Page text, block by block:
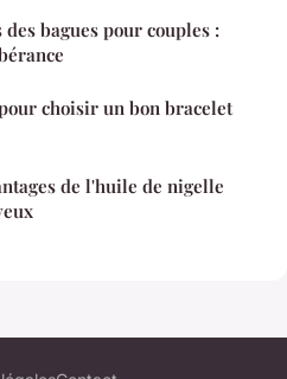
bagues pour couples :
choisir un bon bracelet
de l'huile de nigelle